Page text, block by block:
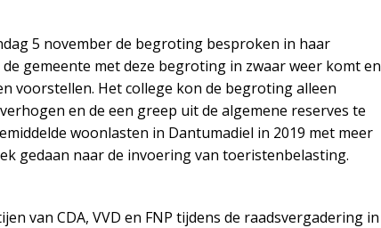
5 november de begroting besproken in haar
gemeente met deze begroting in zwaar weer komt en
voorstellen. Het college kon de begroting alleen
en de een greep uit de algemene reserves te
woonlasten in Dantumadiel in 2019 met meer
gedaan naar de invoering van toeristenbelasting.
van CDA, VVD en FNP tijdens de raadsvergadering in